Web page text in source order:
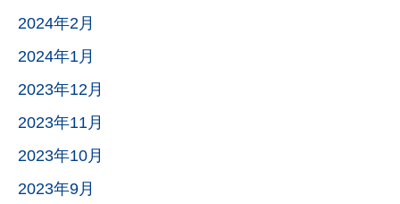
2024年2月
2024年1月
2023年12月
2023年11月
2023年10月
2023年9月